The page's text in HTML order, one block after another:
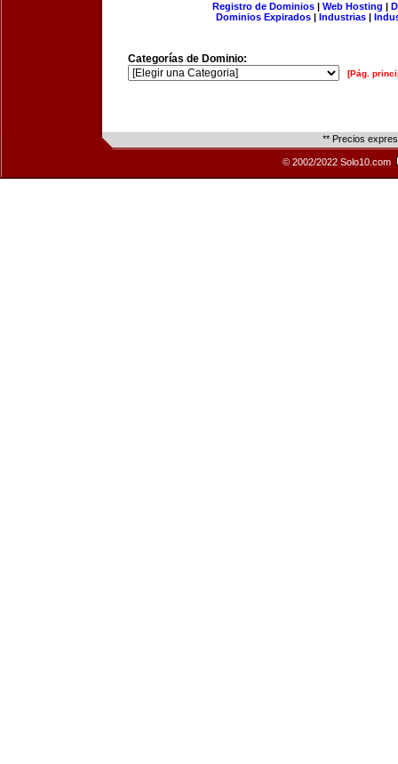
Registro de Dominios| Web Hosting |
Dominios Expirados | Industrias |
Categorías de Dominio:
[Pág.
** Precios
© 2002/2022 Solo10.com